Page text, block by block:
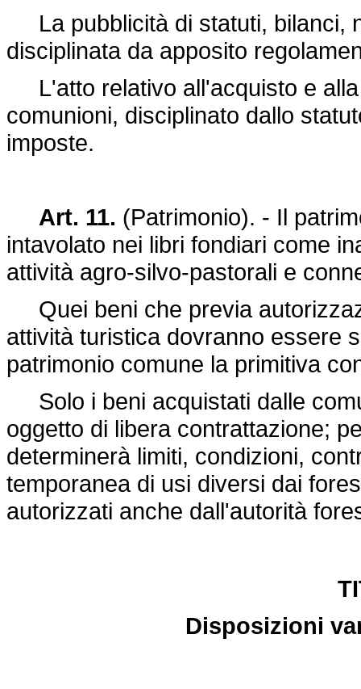
La pubblicità di statuti, bilanci,
disciplinata da apposito
L'atto relativo all'acquisto e alla
comunioni, disciplinato dallo
imposte.
Art. 11. (Patrimonio). - Il
intavolato nei libri fondiari come
attività agro-silvo-pastorali e
Quei beni che previa
attività turistica dovranno essere
patrimonio comune la primitiva
Solo i beni acquistati dalle
oggetto di libera contrattazione;
determinerà limiti, condizioni,
temporanea di usi diversi dai
autorizzati anche dall'autorità
Disposizioni